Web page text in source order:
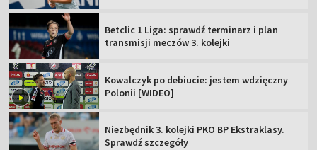
Betclic 1 Liga: sprawdź terminarz i plan
transmisji meczów 3. kolejki
Kowalczyk po debiucie: jestem wdzięczny
Polonii [WIDEO]
Niezbędnik 3. kolejki PKO BP Ekstraklasy.
Sprawdź szczegóły